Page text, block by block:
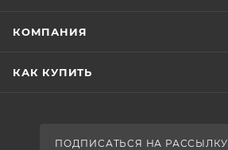
КОМПАНИЯ
КАК КУПИТЬ
ПОДПИСАТЬСЯ НА РАССЫЛКУ